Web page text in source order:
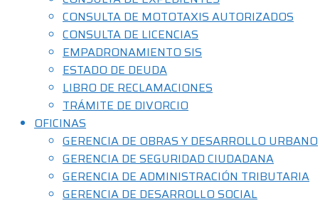
CONSULTA DE MOTOTAXIS AUTORIZADOS
CONSULTA DE LICENCIAS
EMPADRONAMIENTO SIS
ESTADO DE DEUDA
LIBRO DE RECLAMACIONES
TRÁMITE DE DIVORCIO
OFICINAS
GERENCIA DE OBRAS Y DESARROLLO URBANO
GERENCIA DE SEGURIDAD CIUDADANA
GERENCIA DE ADMINISTRACIÓN TRIBUTARIA
GERENCIA DE DESARROLLO SOCIAL